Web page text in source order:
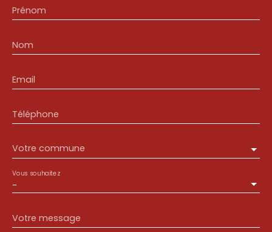
Prénom
Nom
Email
Téléphone
Votre commune
-
Vous souhaitez
Votre message